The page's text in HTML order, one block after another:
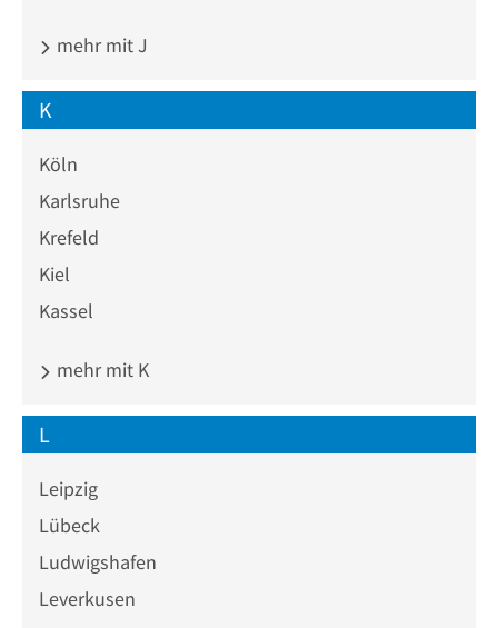
mehr mit J
K
Köln
Karlsruhe
Krefeld
Kiel
Kassel
mehr mit K
L
Leipzig
Lübeck
Ludwigshafen
Leverkusen